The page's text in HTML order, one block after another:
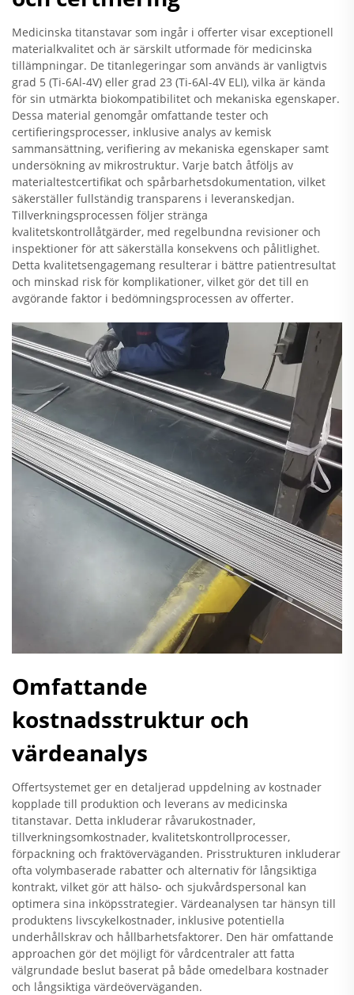
Medicinska titanstavar som ingår i offerter visar exceptionell
materialkvalitet och är särskilt utformade för medicinska
tillämpningar. De titanlegeringar som används är vanligtvis
grad 5 (Ti-6Al-4V) eller grad 23 (Ti-6Al-4V ELI), vilka är kända
för sin utmärkta biokompatibilitet och mekaniska egenskaper.
Dessa material genomgår omfattande tester och
certifieringsprocesser, inklusive analys av kemisk
sammansättning, verifiering av mekaniska egenskaper samt
undersökning av mikrostruktur. Varje batch åtföljs av
materialtestcertifikat och spårbarhetsdokumentation, vilket
säkerställer fullständig transparens i leveranskedjan.
Tillverkningsprocessen följer stränga
kvalitetskontrollåtgärder, med regelbundna revisioner och
inspektioner för att säkerställa konsekvens och pålitlighet.
Detta kvalitetsengagemang resulterar i bättre patientresultat
och minskad risk för komplikationer, vilket gör det till en
avgörande faktor i bedömningsprocessen av offerter.
Omfattande
kostnadsstruktur och
värdeanalys
Offertsystemet ger en detaljerad uppdelning av kostnader
kopplade till produktion och leverans av medicinska
titanstavar. Detta inkluderar råvarukostnader,
tillverkningsomkostnader, kvalitetskontrollprocesser,
förpackning och fraktöverväganden. Prisstrukturen inkluderar
ofta volymbaserade rabatter och alternativ för långsiktiga
kontrakt, vilket gör att hälso- och sjukvårdspersonal kan
optimera sina inköpsstrategier. Värdeanalysen tar hänsyn till
produktens livscykelkostnader, inklusive potentiella
underhållskrav och hållbarhetsfaktorer. Den här omfattande
approachen gör det möjligt för vårdcentraler att fatta
välgrundade beslut baserat på både omedelbara kostnader
och långsiktiga värdeöverväganden.